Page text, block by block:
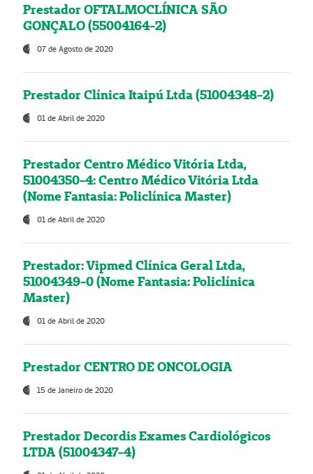
Prestador OFTALMOCLÍNICA SÃO
GONÇALO (55004164-2)
07 de Agosto de 2020
Prestador Clínica Itaipú Ltda (51004348-2)
01 de Abril de 2020
Prestador Centro Médico Vitória Ltda,
51004350-4: Centro Médico Vitória Ltda
(Nome Fantasia: Policlínica Master)
01 de Abril de 2020
Prestador: Vipmed Clínica Geral Ltda,
51004349-0 (Nome Fantasia: Policlínica
Master)
01 de Abril de 2020
Prestador CENTRO DE ONCOLOGIA
15 de Janeiro de 2020
Prestador Decordis Exames Cardiológicos
LTDA (51004347-4)